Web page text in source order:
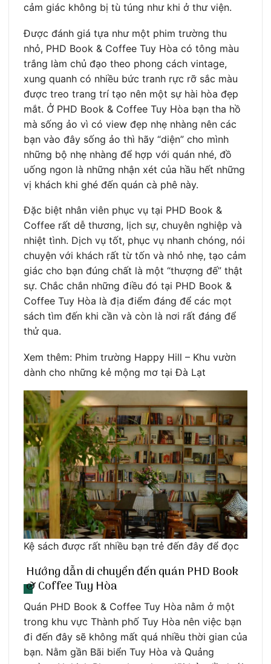
cảm giác không bị tù túng như khi ở thư viện.
Được đánh giá tựa như một phim trường thu
nhỏ, PHD Book & Coffee Tuy Hòa có tông màu
trắng làm chủ đạo theo phong cách vintage,
xung quanh có nhiều bức tranh rực rỡ sắc màu
được treo trang trí tạo nên một sự hài hòa đẹp
mắt. Ở PHD Book & Coffee Tuy Hòa bạn tha hồ
mà sống ảo vì có view đẹp nhẹ nhàng nên các
bạn vào đây sống ảo thì hãy “diện” cho mình
những bộ nhẹ nhàng để hợp với quán nhé, đồ
uống ngon là những nhận xét của hầu hết những
vị khách khi ghé đến quán cà phê này.
Đặc biệt nhân viên phục vụ tại PHD Book &
Coffee rất dễ thương, lịch sự, chuyên nghiệp và
nhiệt tình. Dịch vụ tốt, phục vụ nhanh chóng, nói
chuyện với khách rất từ tốn và nhỏ nhẹ, tạo cảm
giác cho bạn đúng chất là một “thượng đế” thật
sự. Chắc chắn những điều đó tại PHD Book &
Coffee Tuy Hòa là địa điểm đáng để các mọt
sách tìm đến khi cần và còn là nơi rất đáng để
thử qua.
Xem thêm: Phim trường Happy Hill – Khu vườn
dành cho những kẻ mộng mơ tại Đà Lạt
Kệ sách được rất nhiều bạn trẻ đến đây để đọc
Hướng dẫn di chuyển đến quán PHD Book
& Coffee Tuy Hòa
Quán PHD Book & Coffee Tuy Hòa nằm ở một
trong khu vực Thành phố Tuy Hòa nên việc bạn
đi đến đây sẽ không mất quá nhiều thời gian của
bạn. Nằm gần Bãi biển Tuy Hòa và Quảng